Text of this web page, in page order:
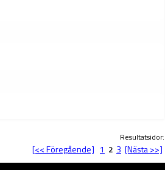
Resultatsidor:
[<< Föregående] 1 2 3 [Nästa >>]